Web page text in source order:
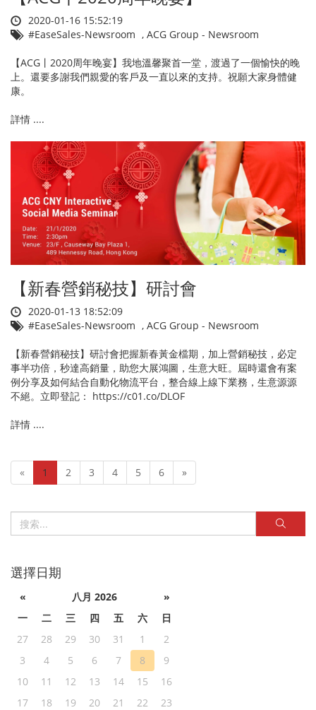
2020-01-16 15:52:19
#EaseSales-Newsroom , ACG Group - Newsroom
【ACG丨2020周年晚宴】我地溫馨聚首一堂，渡過了一個愉快的晚
上。還要多謝我們親愛的客戶及一直以來的支持。祝願大家身體健
康。
詳情 ....
【新春營銷秘技】研討會
2020-01-13 18:52:09
#EaseSales-Newsroom , ACG Group - Newsroom
【新春營銷秘技】研討會把握新春黃金檔期，加上營銷秘技，必定
事半功倍，秒達高銷量，助您大展鴻圖，生意大旺。屆時還會有案
例分享及如何結合自動化物流平台，整合線上線下業務，生意源源
不絕。立即登記： https://c01.co/DLOF
詳情 ....
« 1 2 3 4 5 6 »
選擇日期
« 八月 2026
»
一
二 三 四 五 六
日
27
28 29 30 31 1
2
3
4 5 6 7 8
9
10
11 12 13 14 15
16
17
18 19 20 21 22
23